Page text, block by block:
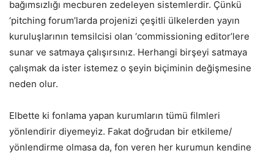
bağımsızlığı mecburen zedeleyen sistemlerdir. Çünkü
‘pitching forum’larda projenizi çeşitli ülkelerden yayın
kuruluşlarının temsilcisi olan ‘commissioning editor’lere
sunar ve satmaya çalışırsınız. Herhangi birşeyi satmaya
çalışmak da ister istemez o şeyin biçiminin değişmesine
neden olur.
Elbette ki fonlama yapan kurumların tümü filmleri
yönlendirir diyemeyiz. Fakat doğrudan bir etkileme/
yönlendirme olmasa da, fon veren her kurumun kendine